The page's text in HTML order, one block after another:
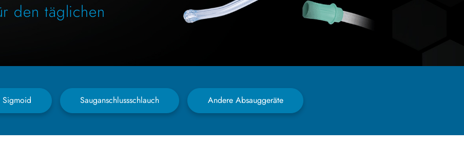
den täglichen
Sigmoid Sauganschlussschlauch Andere Absauggeräte